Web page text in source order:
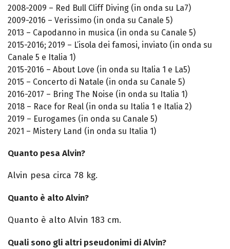
2008-2009 – Red Bull Cliff Diving (in onda su La7)
2009-2016 – Verissimo (in onda su Canale 5)
2013 – Capodanno in musica (in onda su Canale 5)
2015-2016; 2019 – L’isola dei famosi, inviato (in onda su
Canale 5 e Italia 1)
2015-2016 – About Love (in onda su Italia 1 e La5)
2015 – Concerto di Natale (in onda su Canale 5)
2016-2017 – Bring The Noise (in onda su Italia 1)
2018 – Race for Real (in onda su Italia 1 e Italia 2)
2019 – Eurogames (in onda su Canale 5)
2021 – Mistery Land (in onda su Italia 1)
Quanto pesa Alvin?
Alvin pesa circa 78 kg.
Quanto è alto Alvin?
Quanto è alto Alvin 183 cm.
Quali sono gli altri pseudonimi di Alvin?